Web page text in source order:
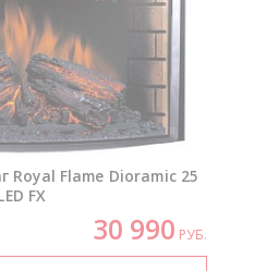
Royal Flame Dioramic 25
FX
30 990 РУБ.